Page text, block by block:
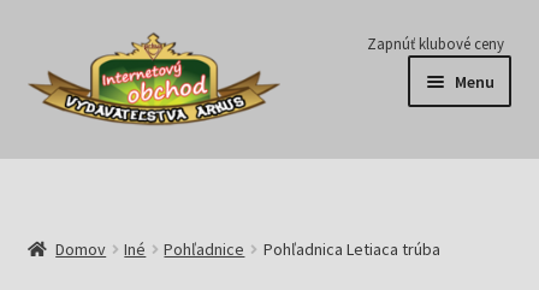
Preskočiť
navigáciu
Preskočiť
obsah
Zapnúť klubové ceny
Menu
Série
Domov Iné Pohľadnice Pohľadnica Letiaca trúba